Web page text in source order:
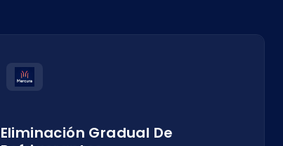
Eliminación Gradual De